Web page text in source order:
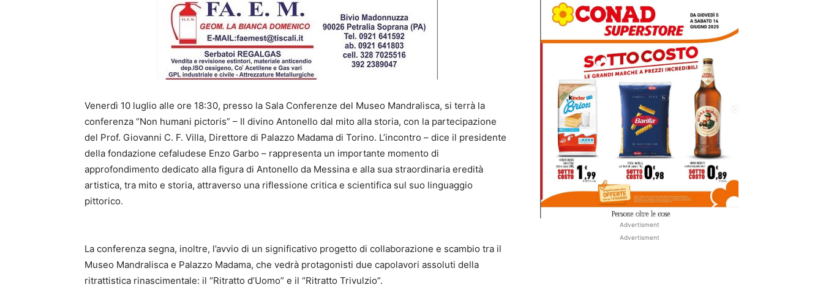
Venerdì 10 luglio alle ore 18:30, presso la Sala Conferenze del Museo Mandralisca, si terrà la
conferenza “Non humani pictoris” – Il divino Antonello dal mito alla storia, con la partecipazione
del Prof. Giovanni C. F. Villa, Direttore di Palazzo Madama di Torino. L’incontro – dice il presidente
della fondazione cefaludese Enzo Garbo – rappresenta un importante momento di
approfondimento dedicato alla figura di Antonello da Messina e alla sua straordinaria eredità
artistica, tra mito e storia, attraverso una riflessione critica e scientifica sul suo linguaggio
pittorico.
La conferenza segna, inoltre, l’avvio di un significativo progetto di collaborazione e scambio tra il
Museo Mandralisca e Palazzo Madama, che vedrà protagonisti due capolavori assoluti della
ritrattistica rinascimentale: il “Ritratto d’Uomo” e il “Ritratto Trivulzio”.
Advertisment
Advertisment